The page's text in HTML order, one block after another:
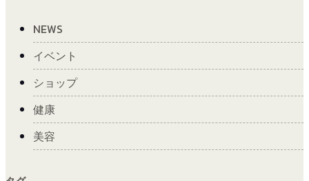
NEWS
イベント
ショップ
健康
美容